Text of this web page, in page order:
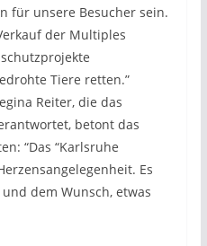
für unsere Besucher sein.
der Multiples
Tiere retten.”
Reiter, die das
betont das
“Das “Karlsruhe
Es
dem Wunsch, etwas